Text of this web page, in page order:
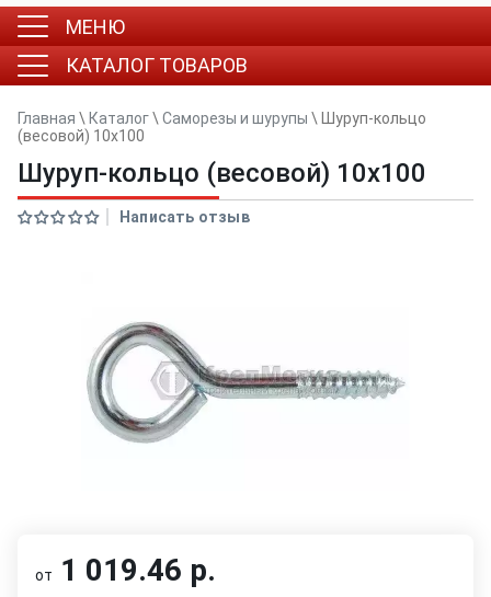
МЕНЮ
КАТАЛОГ ТОВАРОВ
Главная \ Каталог\ Саморезы и шурупы \
Шуруп-кольцо
(весовой) 10х100
Шуруп-кольцо (весовой) 10х100
Написать отзыв
от 1 019.46 р.